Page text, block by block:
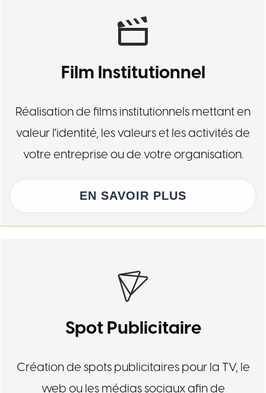
Film Institutionnel
Réalisation de films institutionnels mettant en
valeur l'identité, les valeurs et les activités de
votre entreprise ou de votre organisation.
EN SAVOIR PLUS
Spot Publicitaire
Création de spots publicitaires pour la TV, le
web ou les médias sociaux afin de